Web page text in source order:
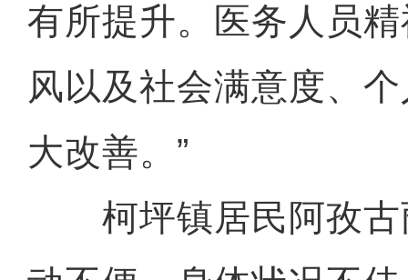
有所提升。医务人员
风以及社会满意度、
大改善。”
柯坪镇居民阿孜古